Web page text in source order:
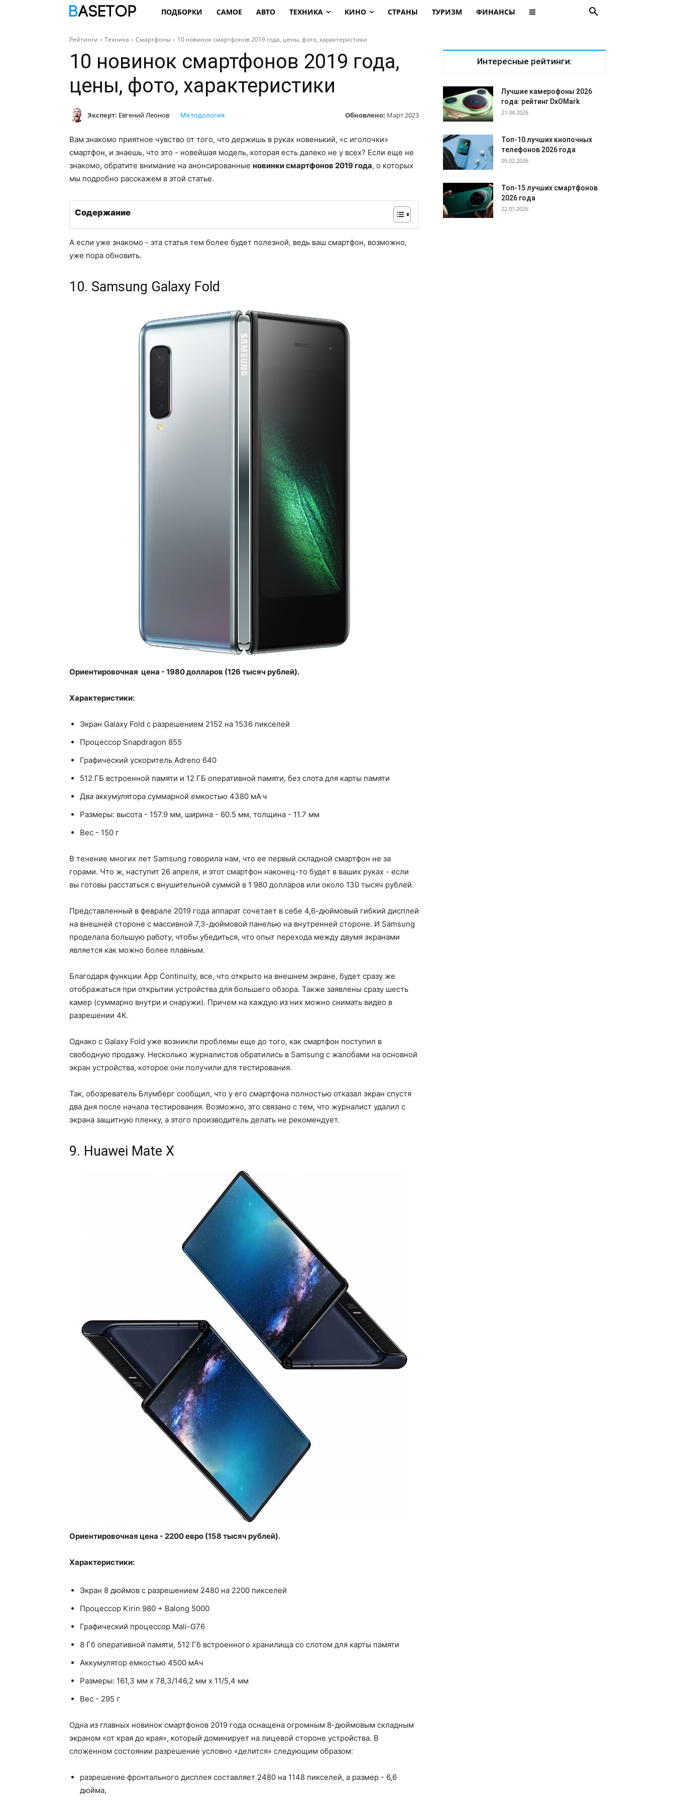
ПОДБОРКИ САМОЕ АВТО ТЕХНИКА КИНО СТРАНЫ ТУРИЗМ ФИНАНСЫ
Рейтинги Техника Смартфоны 10 новинок смартфонов 2019 года, цены, фото, характеристики
10 новинок смартфонов 2019 года,
цены, фото, характеристики
Эксперт: Евгений Леонов Обновлено: Март 2023
Методология
Вам знакомо приятное чувство от того, что держишь в руках новенький, «с иголочки»
смартфон, и знаешь, что это - новейшая модель, которая есть далеко не у всех? Если еще не
знакомо, обратите внимание на анонсированные новинки смартфонов 2019 года, о которых
мы подробно расскажем в этой статье.
Содержание
А если уже знакомо - эта статья тем более будет полезной, ведь ваш смартфон, возможно,
уже пора обновить.
10. Samsung Galaxy Fold
Ориентировочная цена - 1980 долларов (126 тысяч рублей).
Характеристики:
Экран Galaxy Fold с разрешением 2152 на 1536 пикселей
Процессор Snapdragon 855
Графический ускоритель Adreno 640
512 ГБ встроенной памяти и 12 ГБ оперативной памяти, без слота для карты памяти
Два аккумулятора суммарной емкостью 4380 мА·ч
Размеры: высота - 157.9 мм, ширина - 60.5 мм, толщина - 11.7 мм
Вес - 150 г
В течение многих лет Samsung говорила нам, что ее первый складной смартфон не за
горами. Что ж, наступит 26 апреля, и этот смартфон наконец-то будет в ваших руках - если
вы готовы расстаться с внушительной суммой в 1 980 долларов или около 130 тысяч рублей.
Представленный в феврале 2019 года аппарат сочетает в себе 4,6-дюймовый гибкий дисплей
на внешней стороне с массивной 7,3-дюймовой панелью на внутренней стороне. И Samsung
проделала большую работу, чтобы убедиться, что опыт перехода между двумя экранами
является как можно более плавным.
Благодаря функции App Continuity, все, что открыто на внешнем экране, будет сразу же
отображаться при открытии устройства для большего обзора. Также заявлены сразу шесть
камер (суммарно внутри и снаружи). Причем на каждую из них можно снимать видео в
разрешении 4К.
Однако с Galaxy Fold уже возникли проблемы еще до того, как смартфон поступил в
свободную продажу. Несколько журналистов обратились в Samsung с жалобами на основной
экран устройства, которое они получили для тестирования.
Так, обозреватель Блумберг сообщил, что у его смартфона полностью отказал экран спустя
два дня после начала тестирования. Возможно, это связано с тем, что журналист удалил с
экрана защитную пленку, а этого производитель делать не рекомендует.
9. Huawei Mate X
Ориентировочная цена - 2200 евро (158 тысяч рублей).
Характеристики:
Экран 8 дюймов с разрешением 2480 на 2200 пикселей
Процессор Kirin 980 + Balong 5000
Графический процессор Mali-G76
8 Гб оперативной памяти, 512 Гб встроенного хранилища со слотом для карты памяти
Аккумулятор емкостью 4500 мАч
Размеры: 161,3 мм х 78,3/146,2 мм х 11/5,4 мм
Вес - 295 г
Одна из главных новинок смартфонов 2019 года оснащена огромным 8-дюймовым складным
экраном «от края до края», который доминирует на лицевой стороне устройства. В
сложенном состоянии разрешение условно «делится» следующим образом:
разрешение фронтального дисплея составляет 2480 на 1148 пикселей, а размер - 6,6
дюйма,
Интересные рейтинги:
Лучшие камерофоны 2026
года: рейтинг DxOMark
21.04.2026
Топ-10 лучших кнопочных
телефонов 2026 года
05.02.2026
Топ-15 лучших смартфонов
2026 года
22.01.2026